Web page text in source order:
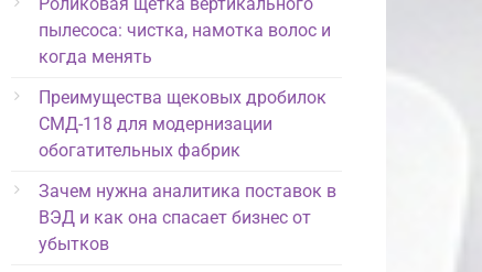
пылесоса: чистка, намотка волос и
когда менять
Преимущества щековых дробилок
СМД-118 для модернизации
обогатительных фабрик
Зачем нужна аналитика поставок в
ВЭД и как она спасает бизнес от
убытков